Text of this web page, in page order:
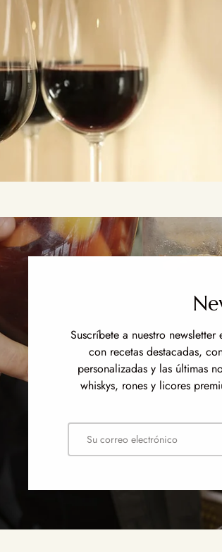
Suscríbete a nuestro
con recetas destacadas,
personalizadas y las últimas
whiskys, rones y licores
Correo electrónico